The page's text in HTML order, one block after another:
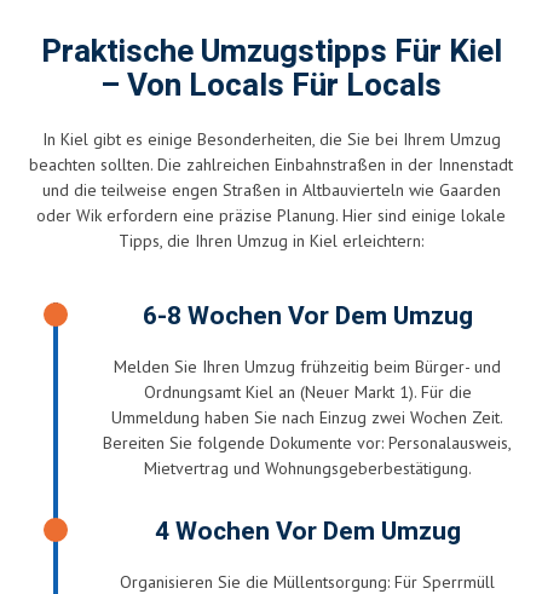
Praktische Umzugstipps Für Kiel
– Von Locals Für Locals
In Kiel gibt es einige Besonderheiten, die Sie bei Ihrem Umzug
beachten sollten. Die zahlreichen Einbahnstraßen in der Innenstadt
und die teilweise engen Straßen in Altbauvierteln wie Gaarden
oder Wik erfordern eine präzise Planung. Hier sind einige lokale
Tipps, die Ihren Umzug in Kiel erleichtern:
6-8 Wochen Vor Dem Umzug
Melden Sie Ihren Umzug frühzeitig beim Bürger- und
Ordnungsamt Kiel an (Neuer Markt 1). Für die
Ummeldung haben Sie nach Einzug zwei Wochen Zeit.
Bereiten Sie folgende Dokumente vor: Personalausweis,
Mietvertrag und Wohnungsgeberbestätigung.
4 Wochen Vor Dem Umzug
Organisieren Sie die Müllentsorgung: Für Sperrmüll